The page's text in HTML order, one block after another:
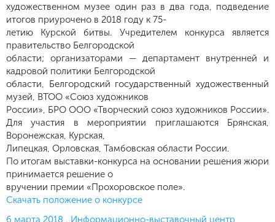
художественном музее один раз в два года, подведение
итогов приурочено в 2018 году к 75-
летию Курской битвы. Учредителем конкурса является
правительство Белгородской
области; организаторами — департамент внутренней и
кадровой политики Белгородской
области, Белгородский государственный художественный
музей, ВТОО «Союз художников
России», БРО ООО «Творческий союз художников России».
Для участия в мероприятии приглашаются Брянская,
Воронежская, Курская,
Липецкая, Орловская, Тамбовская области России.
По итогам выставки-конкурса на основании решения жюри
принимается решение о
вручении премии «Прохоровское поле».
Скачать положение о конкурсе
Опубликовано
6 марта 2018
Информационно-выставочный центр